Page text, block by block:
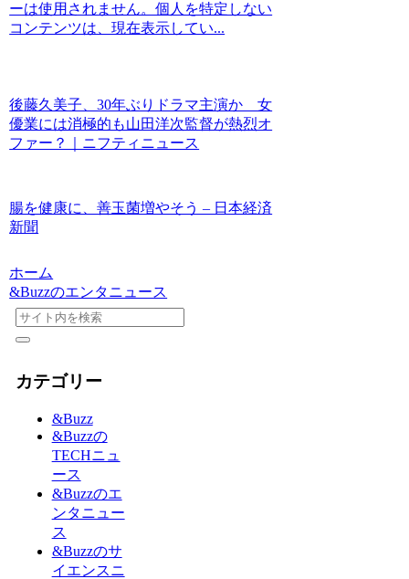
ーは使用されません。個人を特定しない
コンテンツは、現在表示してい...
後藤久美子、30年ぶりドラマ主演か 女
優業には消極的も山田洋次監督が熱烈オ
ファー？｜ニフティニュース
腸を健康に、善玉菌増やそう – 日本経済
新聞
ホーム
&Buzzのエンタニュース
カテゴリー
&Buzz
&Buzzの
TECHニュ
ース
&Buzzのエ
ンタニュー
ス
&Buzzのサ
イエンスニ